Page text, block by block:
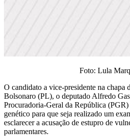
Foto: Lula
O candidato a vice-presidente na chapa
Bolsonaro (PL), o deputado Alfredo
Procuradoria-Geral da República (PGR)
genético para que seja realizado um
esclarecer a acusação de estupro de
parlamentares.